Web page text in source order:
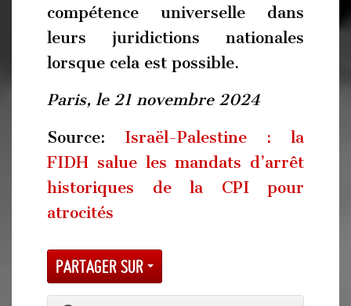
compétence universelle dans
leurs juridictions nationales
lorsque cela est possible.
Paris, le 21 novembre 2024
Source: Israël-Palestine : la
FIDH salue les mandats d’arrêt
historiques de la CPI pour
atrocités
Partager sur